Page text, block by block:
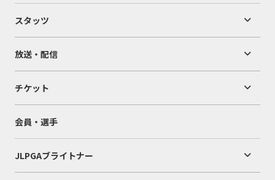
スタッツ
放送・配信
チケット
会員・選手
JLPGAブライトナー